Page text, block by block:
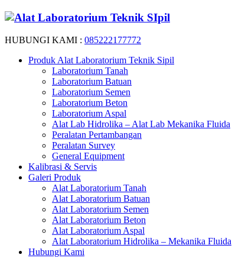
HUBUNGI KAMI : 085222177772
Produk Alat Laboratorium Teknik Sipil
Laboratorium Tanah
Laboratorium Batuan
Laboratorium Semen
Laboratorium Beton
Laboratorium Aspal
Alat Lab Hidrolika – Alat Lab Mekanika Fluida
Peralatan Pertambangan
Peralatan Survey
General Equipment
Kalibrasi & Servis
Galeri Produk
Alat Laboratorium Tanah
Alat Laboratorium Batuan
Alat Laboratorium Semen
Alat Laboratorium Beton
Alat Laboratorium Aspal
Alat Laboratorium Hidrolika – Mekanika Fluida
Hubungi Kami